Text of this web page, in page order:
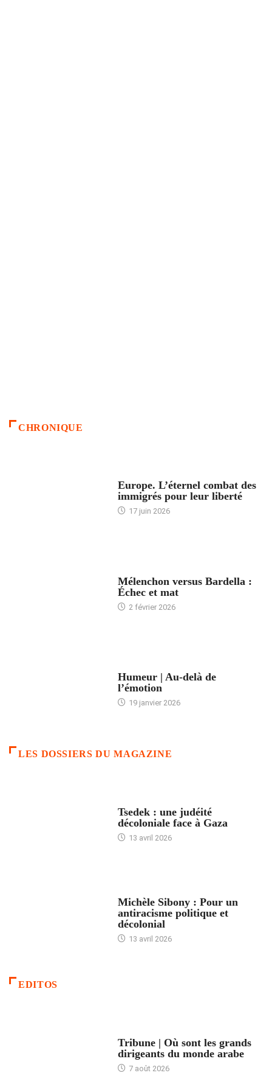
CHRONIQUE
Europe. L’éternel combat des
immigrés pour leur liberté
17 juin 2026
Mélenchon versus Bardella :
Échec et mat
2 février 2026
Humeur | Au-delà de
l’émotion
19 janvier 2026
LES DOSSIERS DU MAGAZINE
Tsedek : une judéité
décoloniale face à Gaza
13 avril 2026
Michèle Sibony : Pour un
antiracisme politique et
décolonial
13 avril 2026
EDITOS
Tribune | Où sont les grands
dirigeants du monde arabe
7 août 2026